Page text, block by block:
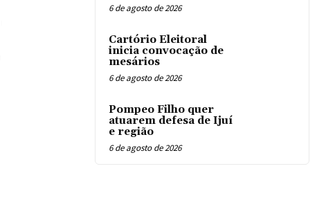
6 de agosto de 2026
Cartório Eleitoral
inicia convocação de
mesários
6 de agosto de 2026
Pompeo Filho quer
atuarem defesa de Ijuí
e região
6 de agosto de 2026